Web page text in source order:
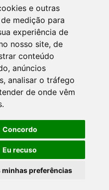
e outras
medição para
experiência de
nosso site, de
conteúdo
anúncios
analisar o tráfego
de onde vêm
Concordo
Eu recuso
minhas preferências
Ecoturismo da Quinta
ecovia de 3 km.
contactar-nos
www.instagram.com/
| Mapasite